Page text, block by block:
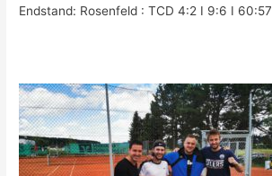
Endstand: Rosenfeld : TCD 4:2 I 9:6 I 60:57